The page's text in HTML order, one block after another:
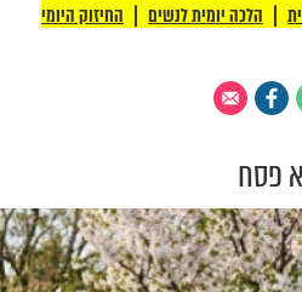
אחת מבית מוקד
יש לנו 4! לחצו על אחת מהן